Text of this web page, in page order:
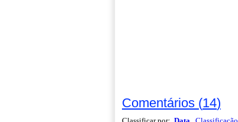
Comentários (14)